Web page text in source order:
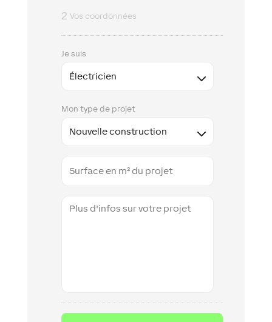
2 Vos coordonnées
Je suis
Mon type de projet
Space
information